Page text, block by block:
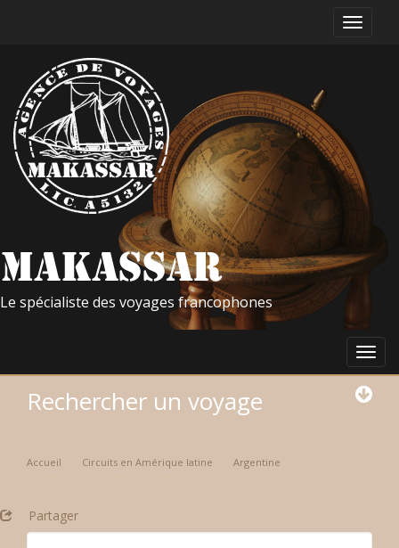
Le spécialiste des voyages francophones
Rechercher un voyage
Accueil Circuits en Amérique latine
Argentine
Partager